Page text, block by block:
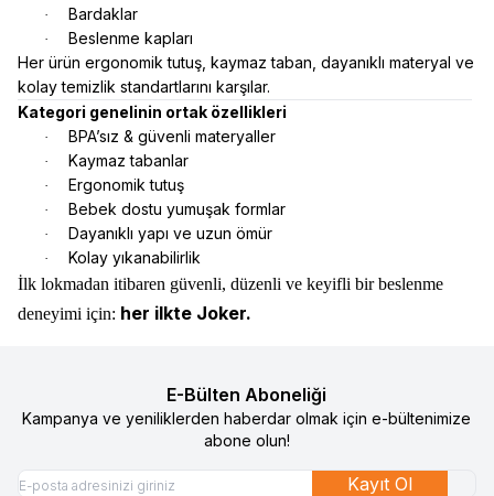
· Bardaklar
·
Beslenme kapları
Her ürün ergonomik tutuş, kaymaz taban, dayanıklı materyal ve
kolay temizlik standartlarını karşılar.
Kategori genelinin ortak özellikleri
· BPA’sız & güvenli materyaller
· Kaymaz tabanlar
· Ergonomik tutuş
· Bebek dostu yumuşak formlar
· Dayanıklı yapı ve uzun ömür
·
Kolay yıkanabilirlik
İlk lokmadan itibaren güvenli, düzenli ve keyifli bir beslenme
deneyimi için: her ilkte Joker.
E-Bülten Aboneliği
Kampanya ve yeniliklerden haberdar olmak için e-bültenimize
abone olun!
Kayıt Ol